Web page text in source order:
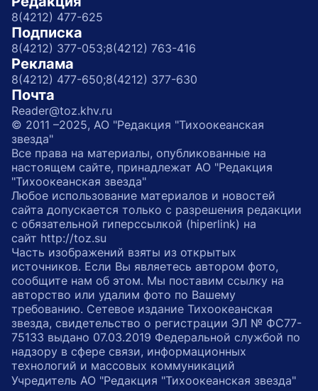
8(4212) 477-625
Подписка
8(4212) 377-053;8(4212) 763-416
Реклама
8(4212) 477-650;8(4212) 377-630
Почта
Reader@toz.khv.ru
© 2011 –2025, АО "Редакция "Тихоокеанская
звезда"
Все права на материалы, опубликованные на
настоящем сайте, принадлежат АО "Редакция
"Тихоокеанская звезда"
Любое использование материалов и новостей
сайта допускается только с разрешения редакции
с обязательной гиперссылкой (hiperlink) на
сайт http://toz.su
Часть изображений взяты из открытых
источников. Если Вы являетесь автором фото,
сообщите нам об этом. Мы поставим ссылку на
авторство или удалим фото по Вашему
требованию. Сетевое издание Тихоокеанская
звезда, свидетельство о регистрации ЭЛ № ФС77-
75133 выдано 07.03.2019 Федеральной службой по
надзору в сфере связи, информационных
технологий и массовых коммуникаций
Учредитель АО "Редакция "Тихоокеанская звезда"